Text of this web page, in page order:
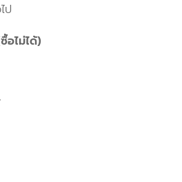
ป
อไม่ได้)